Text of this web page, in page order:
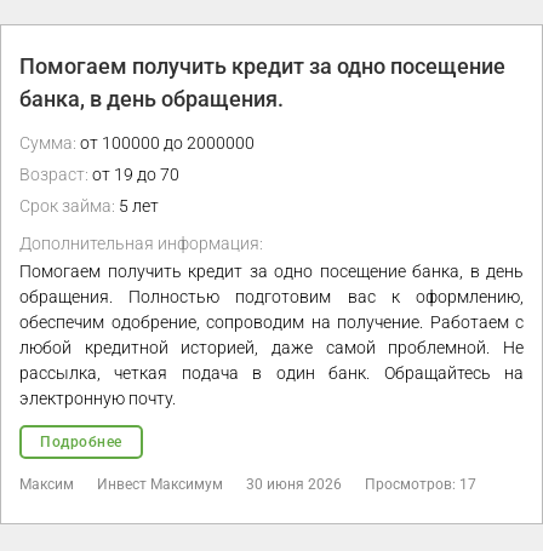
Помогаем получить кредит за одно посещение
банка, в день обращения.
Сумма: от 100000 до 2000000
Возраст: от 19 до 70
Срок займа: 5 лет
Дополнительная информация:
Помогаем получить кредит за одно посещение банка, в день
обращения. Полностью подготовим вас к оформлению,
обеспечим одобрение, сопроводим на получение. Работаем с
любой кредитной историей, даже самой проблемной. Не
рассылка, четкая подача в один банк. Обращайтесь на
электронную почту.
Подробнее
Максим Инвест Максимум 30 июня 2026 Просмотров: 17